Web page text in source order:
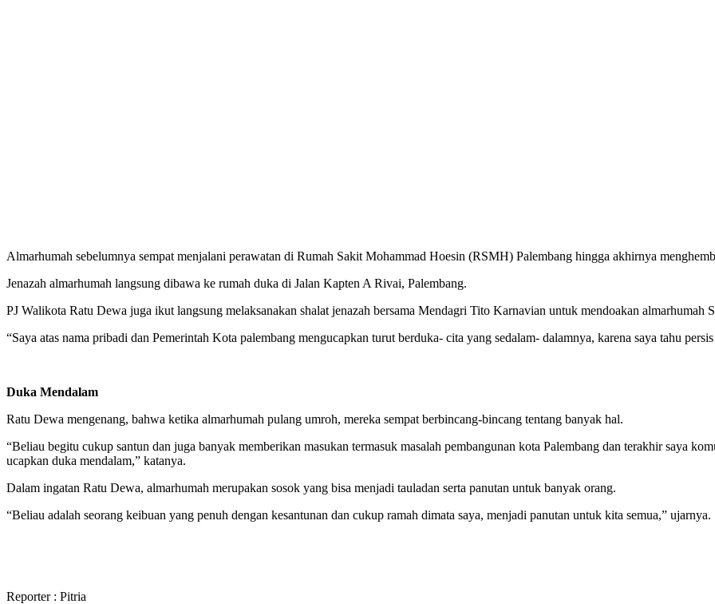
Almarhumah sebelumnya sempat menjalani perawatan di Rumah Sakit Mohammad Hoesin (RSMH) Palembang hingga akhirnya
Jenazah almarhumah langsung dibawa ke rumah duka di Jalan Kapten A Rivai, Palembang.
PJ Walikota Ratu Dewa juga ikut langsung melaksanakan shalat jenazah bersama Mendagri Tito Karnavian untuk mendoakan
“Saya atas nama pribadi dan Pemerintah Kota palembang mengucapkan turut berduka- cita yang sedalam- dalamnya, karena saya tahu
Duka Mendalam
Ratu Dewa mengenang, bahwa ketika almarhumah pulang umroh, mereka sempat berbincang-bincang tentang banyak hal.
“Beliau begitu cukup santun dan juga banyak memberikan masukan termasuk masalah pembangunan kota Palembang dan terakhir saya
ucapkan duka mendalam,” katanya.
Dalam ingatan Ratu Dewa, almarhumah merupakan sosok yang bisa menjadi tauladan serta panutan untuk banyak orang.
“Beliau adalah seorang keibuan yang penuh dengan kesantunan dan cukup ramah dimata saya, menjadi panutan untuk kita semua,” ujarnya.
Reporter : Pitria